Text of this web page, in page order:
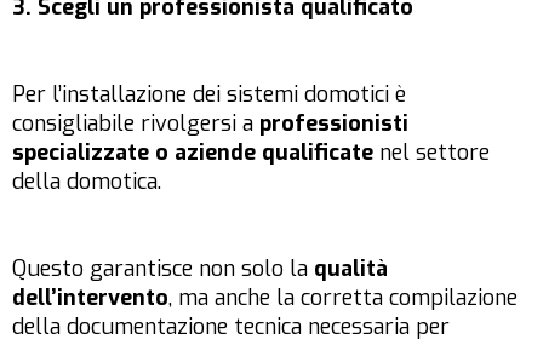
3. Scegli un professionista qualificato
Per l’installazione dei sistemi domotici è
consigliabile rivolgersi a professionisti
specializzate o aziende qualificate nel settore
della domotica.
Questo garantisce non solo la qualità
dell’intervento, ma anche la corretta compilazione
della documentazione tecnica necessaria per